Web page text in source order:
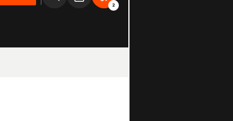
2